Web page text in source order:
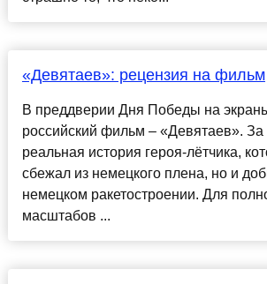
«Девятаев»: рецензия на фильм
В преддверии Дня Победы на
российский фильм – «Девятаев». За
реальная история героя-лётчика,
сбежал из немецкого плена, но и
немецком ракетостроении. Для
масштабов ...